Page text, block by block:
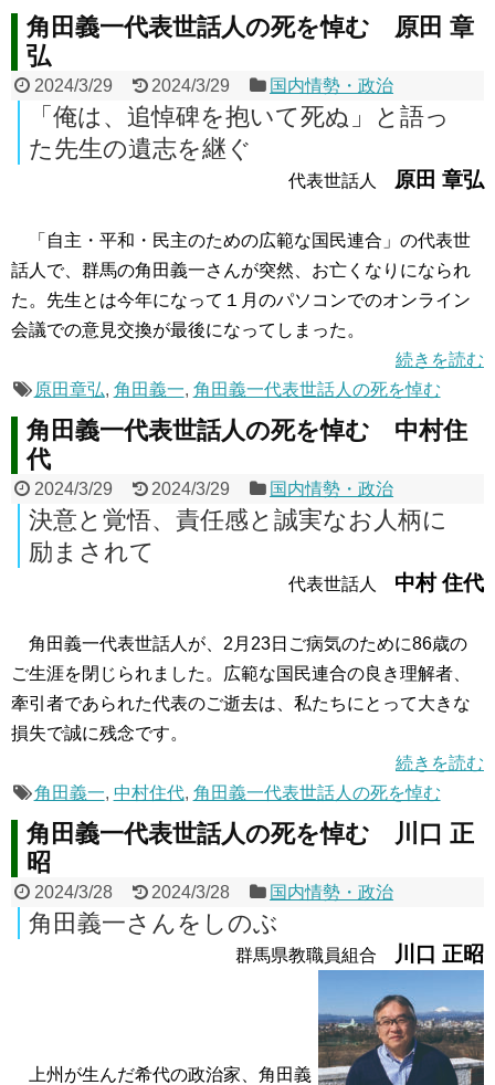
角田義一代表世話人の死を悼む 原田 章
弘
2024/3/29 2024/3/29 国内情勢・政治
「俺は、追悼碑を抱いて死ぬ」と語っ
た先生の遺志を継ぐ
代表世話人 原田 章弘
「自主・平和・民主のための広範な国民連合」の代表世
話人で、群馬の角田義一さんが突然、お亡くなりになられ
た。先生とは今年になって１月のパソコンでのオンライン
会議での意見交換が最後になってしまった。
続きを読む
原田章弘, 角田義一, 角田義一代表世話人の死を悼む
角田義一代表世話人の死を悼む 中村住
代
2024/3/29 2024/3/29 国内情勢・政治
決意と覚悟、責任感と誠実なお人柄に
励まされて
代表世話人 中村 住代
角田義一代表世話人が、2月23日ご病気のために86歳の
ご生涯を閉じられました。広範な国民連合の良き理解者、
牽引者であられた代表のご逝去は、私たちにとって大きな
損失で誠に残念です。
続きを読む
角田義一, 中村住代, 角田義一代表世話人の死を悼む
角田義一代表世話人の死を悼む 川口 正
昭
2024/3/28 2024/3/28 国内情勢・政治
角田義一さんをしのぶ
群馬県教職員組合 川口 正昭
上州が生んだ希代の政治家、角田義